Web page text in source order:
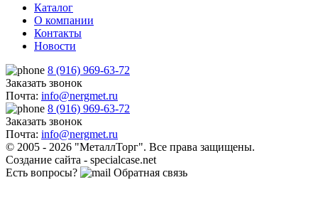
Каталог
О компании
Контакты
Новости
8 (916) 969-63-72
Заказать звонок
Почта: info@nergmet.ru
8 (916) 969-63-72
Заказать звонок
Почта: info@nergmet.ru
© 2005 - 2026 "МеталлТорг". Все права защищены.
Создание сайта - specialcase.net
Есть вопросы?
Обратная связь